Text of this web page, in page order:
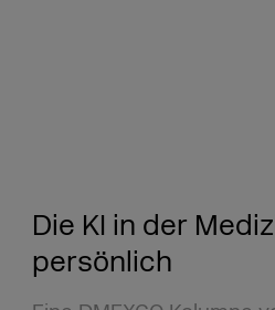
Die KI in der
persönlich